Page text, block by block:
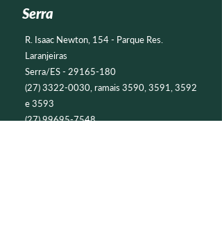
Serra
R. Isaac Newton, 154 - Parque Res.
Laranjeiras
Serra/ES - 29165-180
(27) 3322-0030 , ramais 3590, 3591, 3592
e 3593
(27) 99695-7548